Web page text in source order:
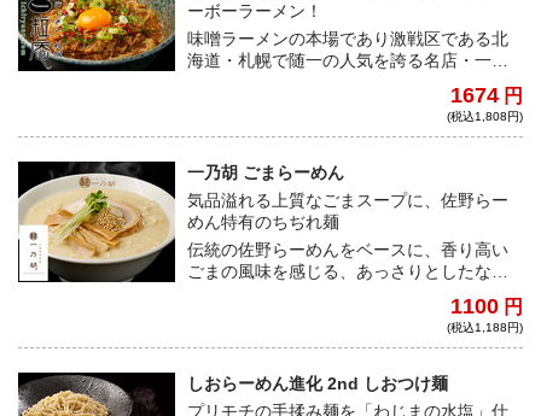
ーボーラーメン！
味噌ラーメンの本場であり激戦区である北
海道・札幌で随一の人気を誇る名店・一粒
プに、スパイシーなマーボーが絡んだ辛旨
1674 円
(税込1,808円)
一乃胡 ごまらーめん
気品溢れる上質なごまスープに、佐野らー
めん特有のちぢれ麺
伝統の佐野らーめんをベースに、香り高い
ごまの風味を感じる、あっさりとしたなか
食感の自家製ちぢれ麺との相性も抜群だ！
1100 円
(税込1,188円)
しおらーめん進化 2nd しおつけ麺
プリモチの手揉み麺を「わじまの水塩」仕